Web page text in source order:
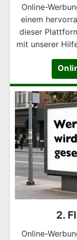
Online-
einem
dieser
mit unserer
2.
Online-